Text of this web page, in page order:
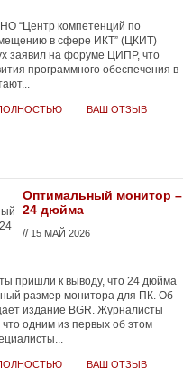
“Центр компетенций по
в сфере ИКТ” (ЦКИТ)
заявил на форуме ЦИПР, что
программного обеспечения в
ВАШ ОТЗЫВ
Оптимальный монитор –
24 дюйма
// 15 МАЙ 2026
пришли к выводу, что 24 дюйма
размер монитора для ПК. Об
издание BGR. Журналисты
одним из первых об этом
ВАШ ОТЗЫВ